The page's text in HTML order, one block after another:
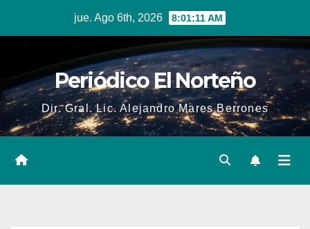
jue. Ago 6th, 2026 8:01:12 AM
Periódico El Norteño
Dir. Gral. Lic. Alejandro Mares Berrones